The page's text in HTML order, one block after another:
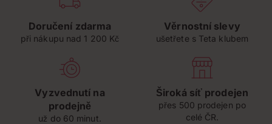
Doručení zdarma
při nákupu nad 1 200 Kč
Věrnostní slevy
ušetřete s Teta klubem
Vyzvednutí na
prodejně
už do 60 minut.
Široká síť prodejen
přes 500 prodejen po
celé ČR.